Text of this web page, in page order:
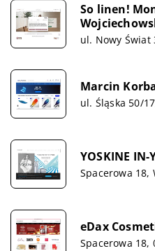
So linen!
ul. Nowy Świat
Marcin
ul. Śląska 50/
YOSKINE IN-
Spacerowa 18,
eDax
Spacerowa 18,